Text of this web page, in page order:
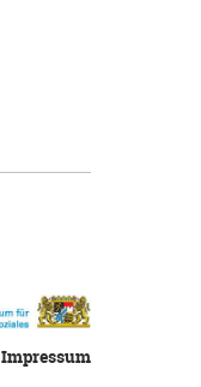
Impressum